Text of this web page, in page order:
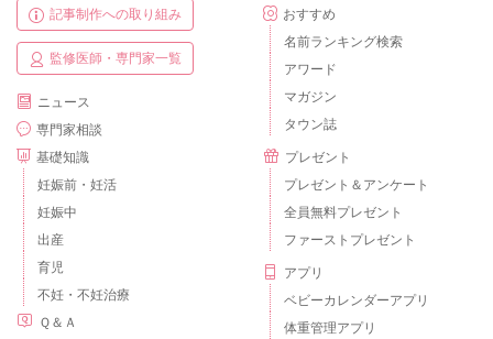
記事制作への取り組み
監修医師・専門家一覧
ニュース
専門家相談
基礎知識
妊娠前・妊活
妊娠中
出産
育児
不妊・不妊治療
Ｑ＆Ａ
おすすめ
名前ランキング検索
アワード
マガジン
タウン誌
プレゼント
プレゼント＆アンケート
全員無料プレゼント
ファーストプレゼント
アプリ
ベビーカレンダーアプリ
体重管理アプリ